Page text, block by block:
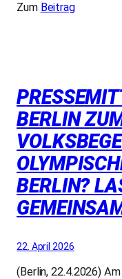
Zum Beitrag
BERLIN
BERLIN?
22. April 2026
(Berlin, 22.4.2026)